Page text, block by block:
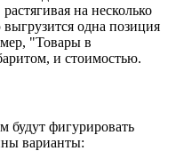
на несколько
одна позиция
"Товары в
и стоимостью.
будут фигурировать
варианты: